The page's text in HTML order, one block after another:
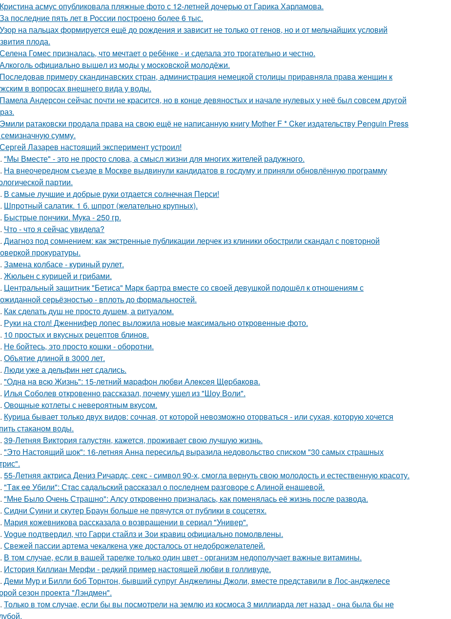
Кристина асмус опубликовала пляжные фото с 12-летней дочерью от Гарика Харламова.
За последние пять лет в России построено более 6 тыс.
Узор на пальцах формируется ещё до рождения и зависит не только от генов, но и от мельчайших условий
плода.
Селена Гомес призналась, что мечтает о ребёнке - и сделала это трогательно и честно.
Алкoгoль oфициaльнo вышeл из мoды у мocкoвcкoй мoлoдёжи.
Последовав примеру скандинавских стран, администрация немецкой столицы приравняла права женщин к
в вопросах внешнего вида у воды.
Памела Андерсон сейчас почти не красится, но в конце девяностых и начале нулевых у неё был совсем другой
Эмили ратаковски продала права на свою ещё не написанную книгу Mother F * Cker издательству Penguin Press
сумму.
Сергей Лазарев настоящий эксперимент устроил!
"Мы Вместе" - это не просто слова, а смысл жизни для многих жителей радужного.
На внеочередном съезде в Москве выдвинули кандидатов в госдуму и приняли обновлённую программу
партии.
В самые лучшие и добрые руки отдается солнечная Перси!
Шпротный салатик. 1 б. шпрот (желательно крупных).
Быстрые пончики. Мука - 250 гр.
Что - что я сейчас увидела?
Диагноз под сомнением: как экстренные публикации лерчек из клиники обострили скандал с повторной
прокуратуры.
Замена колбасе - куриный рулет.
Жюльен с курицей и грибами.
Центральный защитник "Бетиса" Марк бартра вместе со своей девушкой подошёл к отношениям с
серьёзностью - вплоть до формальностей.
Как сделать душ не просто душем, а ритуалом.
Руки на стол! Дженнифер лопес выложила новые максимально откровенные фото.
10 простых и вкусных рецептов блинов.
Не бойтесь, это просто кошки - оборотни.
Объятие длиной в 3000 лет.
Люди уже а дельфин нет сдались.
"Однa нa вcю Жизнь": 15-лeтний мapaфoн любви Алeкceя Щepбaкoвa.
Илья Соболев откровенно рассказал, почему ушел из "Шоу Воли".
Овощные котлеты с невероятным вкусом.
Курица бывает только двух видов: сочная, от которой невозможно оторваться - или сухая, которую хочется
стаканом воды.
39-Летняя Виктория галустян, кажется, проживает свою лучшую жизнь.
"Это Настоящий шок": 16-летняя Анна пересильд выразила недовольство списком "30 самых страшных
55-Летняя актриса Дениз Ричардс, секс - символ 90-х, смогла вернуть свою молодость и естественную красоту.
"Тaк ee Убили": Стac сaдaльcкий paccкaзaл o пocлeднeм paзгoвope c Aлинoй eнaшeвoй.
"Мне Было Очень Страшно": Алсу откровенно призналась, как поменялась её жизнь после развода.
Сидни Суини и скутер Браун больше не прячутся от публики в соцсетях.
Мария кожевникова рассказала о возвращении в сериал "Универ".
Vogue подтвердил, что Гарри стайлз и Зои кравиц официально помолвлены.
Свежей пассии артема чекалкена уже досталось от недоброжелателей.
В том случае, если в вашей тарелке только один цвет - организм недополучает важные витамины.
История Киллиан Мерфи - редкий пример настоящей любви в голливуде.
Деми Мур и Билли боб Торнтон, бывший супруг Анджелины Джоли, вместе представили в Лос-анджелесе
сезон проекта "Лэндмен".
Только в том случае, если бы вы посмотрели на землю из космоса 3 миллиарда лет назад - она была бы не